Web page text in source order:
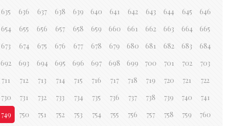
635 636 637 638 639 640 641 642 643 644 645
646
654 655 656 657 658 659 660 661 662 663 664
665
673 674 675 676 677 678 679 680 681 682 683
684
692 693 694 695 696 697 698 699 700 701 702
703
711 712 713 714 715 716 717 718 719 720 721
722
730 731 732 733 734 735 736 737 738 739 740
741
749 750 751 752 753 754 755 756 757 758 759 760